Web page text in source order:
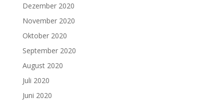
Dezember 2020
November 2020
Oktober 2020
September 2020
August 2020
Juli 2020
Juni 2020